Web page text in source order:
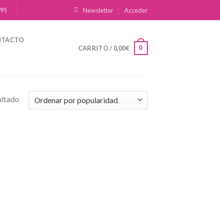
Newsletter Acceder
CARRITO / 0,00€ 0